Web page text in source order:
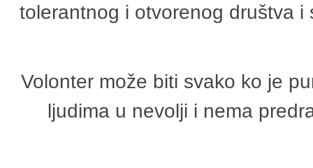
tolerantnog i otvorenog društva
Volonter može biti svako ko je
ljudima u nevolji i nema